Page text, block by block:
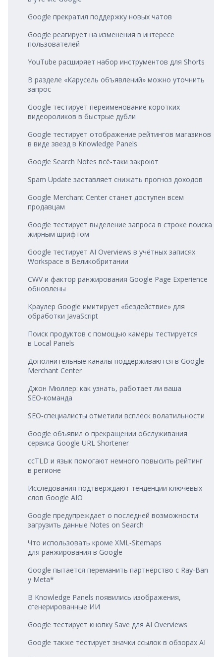
Google прекратил поддержку новых чатов
Google реагирует на изменения в интересе
пользователей
YouTube расширяет набор инструментов для Shorts
В разделе «Карусель объявлений» можно уточнить
запрос
Google тестирует переименование коротких
видеороликов в быстрые дубли
Google тестирует отображение рейтингов магазинов
в виде звезд в Knowledge Panels
Google Search Notes всё‑таки закроют
Spam Update заставляет снижать прогноз доходов
Google Merchant Center станет доступен всем
продавцам
Google тестирует выделение запроса в строке поиска
жирным шрифтом
Google тестирует AI Overviews в учётных записях
Workspace в Великобритании
CWV и фактор ранжирования Google Page Experience
обновлены
Краулер Google имитирует «бездействие» для
обработки JavaScript
Поиск продуктов с помощью камеры тестируется
в Local Panels
Дополнительные каналы поддерживаются в Google
Merchant Center
Джон Мюллер: как узнать, работает ли ваша
SEO‑команда
SEO‑специалисты отметили всплеск волатильности
Google объявил о прекращении обслуживания
сервиса Google URL Shortener
ccTLD и язык помогают немного повысить рейтинг
в регионе
Исследования подтверждают тенденции ключевых
слов Google AIO
Google предупреждает о последней возможности
загрузить данные Notes on Search
Что использовать кроме XML‑Sitemaps
для ранжирования в Google
Google пытается переманить партнёрство с Ray‑Ban
у Meta*
В Knowledge Panels появились изображения,
сгенерированные ИИ
Google тестирует кнопку Save для AI Overviews
Google также тестирует значки ссылок в обзорах AI